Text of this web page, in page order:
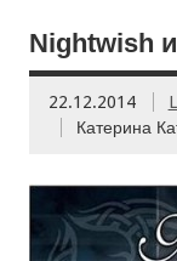
Nightwish
22.12.2014
Катерина